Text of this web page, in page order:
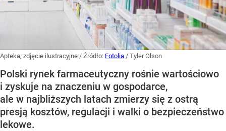
Apteka, zdjęcie ilustracyjne / Źródło: Fotolia / Tyler Olson
Polski rynek farmaceutyczny rośnie wartościowo
i zyskuje na znaczeniu w gospodarce,
ale w najbliższych latach zmierzy się z ostrą
presją kosztów, regulacji i walki o bezpieczeństwo
lekowe.